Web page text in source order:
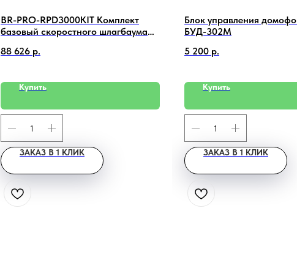
BR-PRO-RPD3000KIT Комплект
базовый скоростного шлагбаума
88 626 р.
Купить
ЗАКАЗ В 1 КЛИК
Блок управления
БУД-302М
5 200 р.
Купить
ЗАКАЗ В 1 КЛИК